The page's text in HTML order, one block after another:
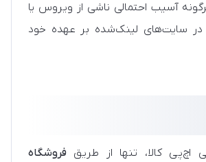
آسیب احتمالی ناشی از ویروس یا
سایت‌های لینک‌شده بر عهده خود
اچ‌پی کالا، تنها از طریق فروشگاه